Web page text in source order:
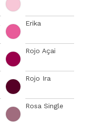
Erika
Rojo Açai
Rojo Ira
Rosa Single